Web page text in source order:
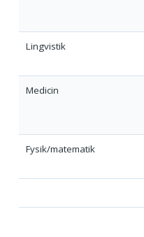
Lingvistik
Medicin
Fysik/matematik